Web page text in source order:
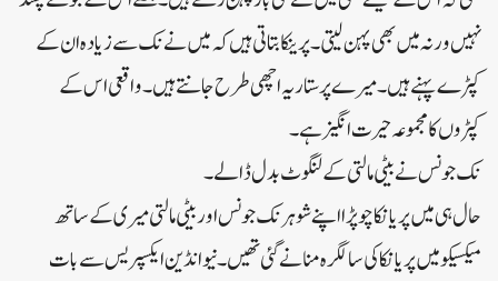
نہیں ورنہ میں بھی پہن لیتی۔پرینکا بتاتی ہیں کہ میں نے نک سے زیادہ ان کے
کپڑے پہنے ہیں۔میرے پرستار یہ اچھی طرح جانتے ہیں۔واقعی اس کے
کپڑوں کا مجموعہ حیرت انگیز ہے۔
نک جونس نے بیٹی مالتی کے لنگوٹ بدل ڈالے۔
حال ہی میں پریانکا چوپڑا اپنے شوہر نک جونس اور بیٹی مالتی میری کے ساتھ
میکسیکو میں پریانکا کی سالگرہ منانے گئی تھیں۔نیو انڈین ایکسپریس سے بات